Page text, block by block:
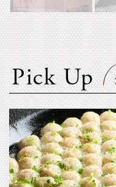
Pick Up